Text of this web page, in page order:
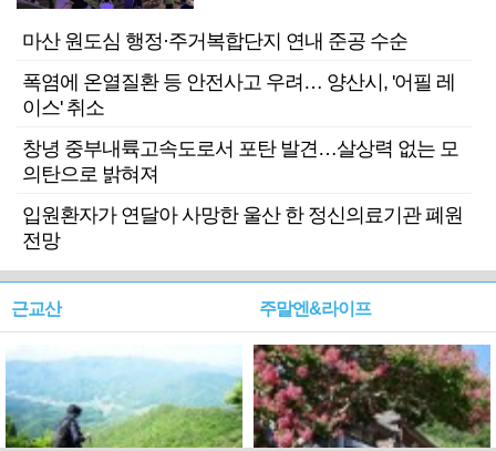
마산 원도심 행정·주거복합단지 연내 준공 수순
폭염에 온열질환 등 안전사고 우려… 양산시, '어필 레
이스' 취소
창녕 중부내륙고속도로서 포탄 발견…살상력 없는 모
의탄으로 밝혀져
입원환자가 연달아 사망한 울산 한 정신의료기관 폐원
전망
근교산 주말엔&라이프